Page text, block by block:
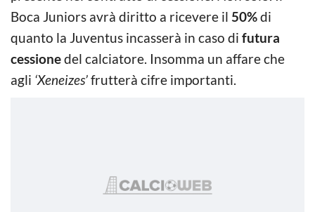
Boca Juniors avrà diritto a ricevere il 50%di
quanto la Juventus incasserà in caso di futura
cessionedel calciatore. Insomma un affare che
agli ‘Xeneizes’frutterà cifre importanti.